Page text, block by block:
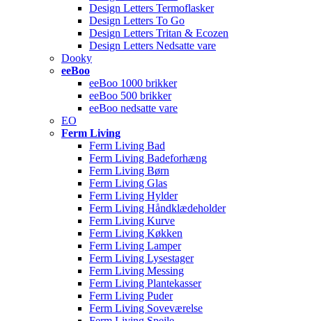
Design Letters Termoflasker
Design Letters To Go
Design Letters Tritan & Ecozen
Design Letters Nedsatte vare
Dooky
eeBoo
eeBoo 1000 brikker
eeBoo 500 brikker
eeBoo nedsatte vare
EO
Ferm Living
Ferm Living Bad
Ferm Living Badeforhæng
Ferm Living Børn
Ferm Living Glas
Ferm Living Hylder
Ferm Living Håndklædeholder
Ferm Living Kurve
Ferm Living Køkken
Ferm Living Lamper
Ferm Living Lysestager
Ferm Living Messing
Ferm Living Plantekasser
Ferm Living Puder
Ferm Living Soveværelse